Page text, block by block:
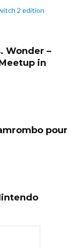
Wonder –
in
pour